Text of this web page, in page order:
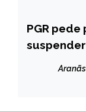
BRASIL
NOTÍCIAS
PGR pede